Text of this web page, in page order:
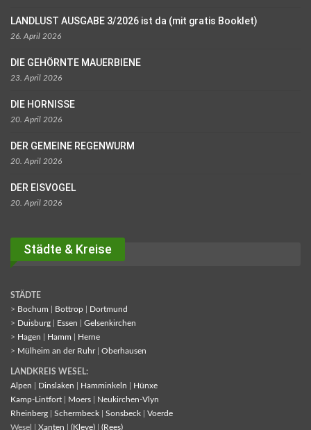
LANDLUST AUSGABE 3/2026 ist da (mit gratis Booklet)
26. April 2026
DIE GEHÖRNTE MAUERBIENE
23. April 2026
DIE HORNISSE
20. April 2026
DER GEMEINE REGENWURM
20. April 2026
DER EISVOGEL
20. April 2026
Städte & Kreise
STÄDTE
> Bochum Bottrop
Dortmund
> Duisburg Essen
Gelsenkirchen
> Hagen Hamm
Herne
> Mülheim an der Ruhr| Oberhausen
LANDKREIS WESEL:
Alpen
Dinslaken Hamminkeln
Hünxe
Kamp-Lintfort
Moers
Neukirchen-Vlyn
Rheinberg
Schermbeck Sonsbeck
Voerde
Wesel | Xanten (Kleve) (Rees)